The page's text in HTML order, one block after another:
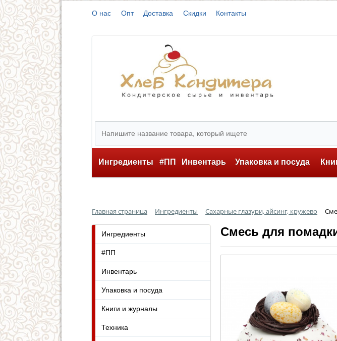
О нас Опт Доставка Скидки Контакты
Ингредиенты #ПП Инвентарь Упаковка и посуда
Главная страница Ингредиенты Сахарные глазури, айсинг, кружево
Смесь для
Ингредиенты
#ПП
Инвентарь
Упаковка и посуда
Книги и журналы
Техника